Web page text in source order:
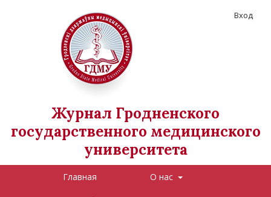
Журнал Гродненского
государственного медицинского
университета
Главная О нас
Вход